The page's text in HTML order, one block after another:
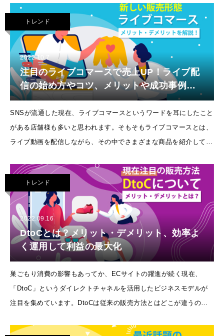
えないのも事実です
トレンド
2022.10.7
注目のライブコマースで売上UP！ライブ配
信の始め方やコツ、メリットや成功事例を
紹介
SNSが流通した現在、ライブコマースというワードを耳にしたこと
がある店舗様も多いと思われます。そもそもライブコマースとは、
ライブ動画を配信しながら、その中でさまざまな商品を紹介して販
形態になります。今回は
トレンド
2022.09.16
DtoCとは？メリット・デメリット、効率よ
く運用して利益の最大化
巣ごもり消費の影響もあってか、ECサイトの躍進が続く現在、
「DtoC」というダイレクトチャネルを活用したビジネスモデルが
注目を集めています。DtoCは従来の販売方法とはどこが違うの
DtoCとは